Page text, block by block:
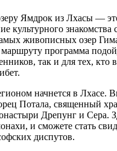
Ямдрок из Лхасы —
культурного знакомства
живописных озер
программа
так и для тех, кто
начнется в Лхасе.
Потала, священный
Дрепунг и Сера.
и сможете стать
диспутов.